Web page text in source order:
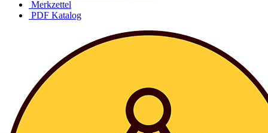
Merkzettel
PDF Katalog